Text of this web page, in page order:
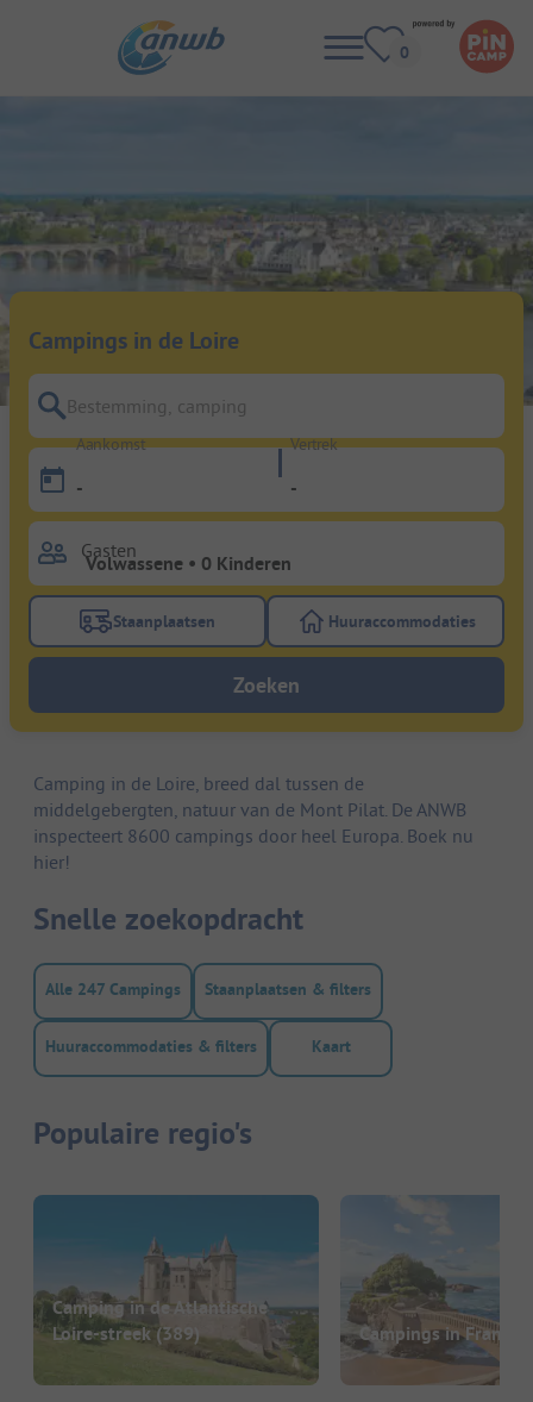
Campings in de Loire
Bestemming, camping
Aankomst
-
Vertrek
-
Gasten
Gebruik de filterknop staanplaatsen om te zoeken
Staanplaatsen Gebruik de
Huuraccommodaties
Zoeken
Camping in de Loire, breed dal tussen de
middelgebergten, natuur van de Mont Pilat. De ANWB
inspecteert 8600 campings door heel Europa. Boek nu
hier!
Snelle zoekopdracht
Alle 247 Campings Staanplaatsen & filters
Huuraccommodaties & filters Kaart
Populaire regio's
Camping in de Atlantische
Loire-streek (389) Campings in